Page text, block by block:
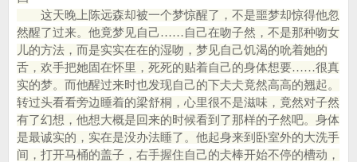
这天晚上陈远森却被一个梦惊醒了，不是噩梦却惊得他忽
然醒了过来。他竟梦见自己……自己在吻子然，不是那种吻女
儿的方法，而是实实在在的湿吻，梦见自己饥渴的吮着她的
舌，欢手把她固在怀里，死死的贴着自己的身体想要……很真
实的梦。而他醒过来时也发现自己的下仧仧竟然高高的翘起。
转过头看看旁边睡着的梁舒桐，心里很不是滋味，竟然对子然
有了幻想，他想大概是回来的时候看到了那样的子然吧。身体
是最诚实的，实在是没办法睡了。他起身来到卧室外的大洗手
间，打开马桶的盖子，右手握住自己的仧棒开始不停的槽动，